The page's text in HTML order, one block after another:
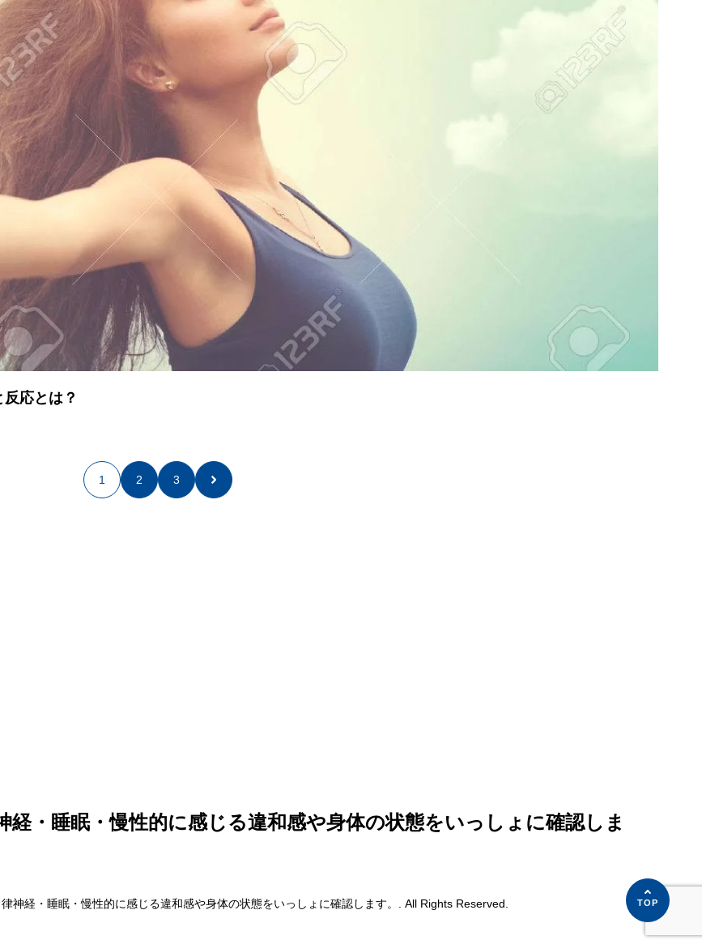
応とは？
1 2 3
経・睡眠・慢性的に感じる違和感や身体の状態をいっしょに確認しま
神経・睡眠・慢性的に感じる違和感や身体の状態をいっしょに確認します。. All Rights Reserved.